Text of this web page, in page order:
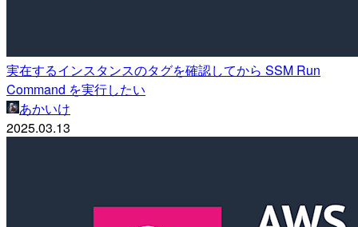
実在するインスタンスのタグを確認してから SSM Run
Command を実行したい
あかいけ
2025.03.13